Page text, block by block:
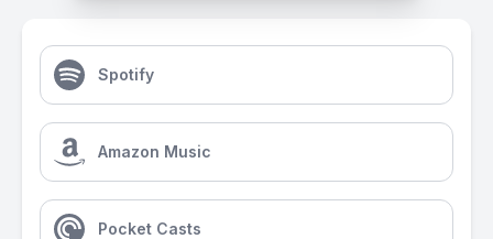
Spotify
Amazon Music
Pocket Casts